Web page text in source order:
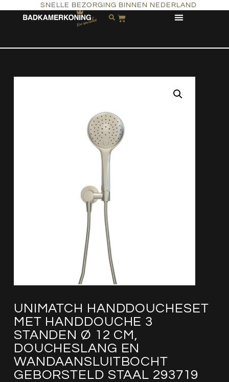
SNELLE BEZORGING BINNEN NEDERLAND
UNIMATCH HANDDOUCHESET
MET HANDDOUCHE 3
STANDEN Ø 12 CM,
DOUCHESLANG EN
WANDAANSLUITBOCHT
GEBORSTELD STAAL 293719